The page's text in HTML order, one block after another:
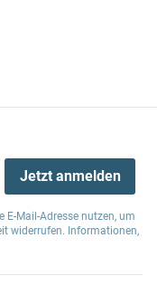
Jetzt anmelden
Mail-Adresse nutzen, um
widerrufen. Informationen,